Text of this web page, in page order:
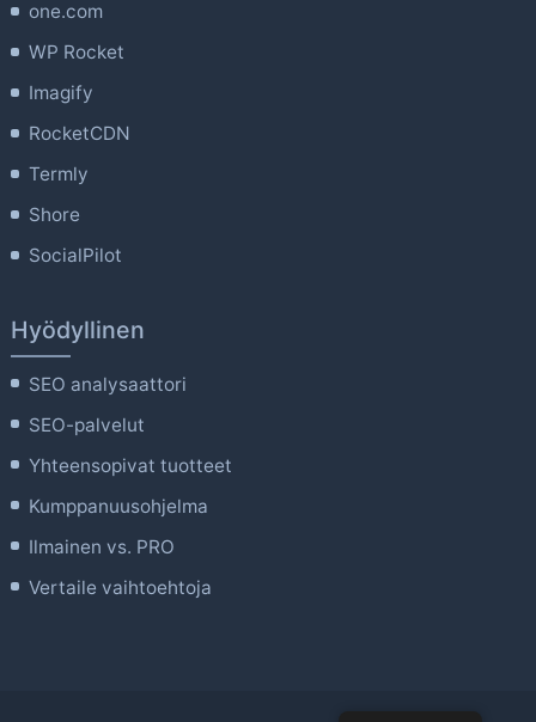
one.com
WP Rocket
Imagify
RocketCDN
Termly
Shore
SocialPilot
Hyödyllinen
SEO analysaattori
SEO-palvelut
Yhteensopivat tuotteet
Kumppanuusohjelma
Ilmainen vs. PRO
Vertaile vaihtoehtoja